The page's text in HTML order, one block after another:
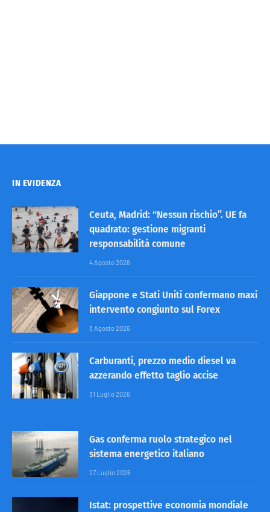
IN EVIDENZA
Ceuta, Madrid: “Nessun rischio”. UE fa
quadrato: gestione migranti
responsabilità comune
4 Agosto 2026
Giappone e Stati Uniti confermano maxi
intervento congiunto sul Forex
3 Agosto 2026
Carburanti, prezzo medio diesel va
azzerando effetto taglio accise
31 Luglio 2026
Gas conferma ruolo strategico nel
sistema energetico italiano
27 Luglio 2026
Istat: prospettive economia mondiale